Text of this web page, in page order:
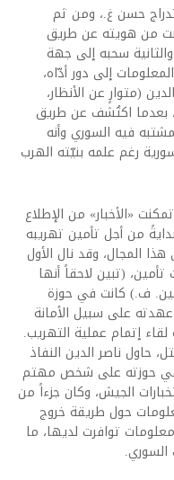
حسن غ.، ومن ثم
من هويته عن طريق
سحبه إلى جهة
إلى دور أدّاه،
(متوارٍ عن الأنظار،
بعدما اكتُشف عن طريق
فيه السوري وأنه
رغم علمه بنيّته الهرب
«الأخبار» من الإطلاع
من أجل تأمين تهريبه
المجال، وقد نال الأول
(تبين لاحقاً أنها
ف.) كانت في حوزة
على سبيل الأمانة
إتمام عملية التهريب.
حاول ناصر الدين النفاذ
حوزته على شخص مهتم
الجيش، وكان جزءاً من
حول طريقة خروج
توافرت لديها، ما
السوري.